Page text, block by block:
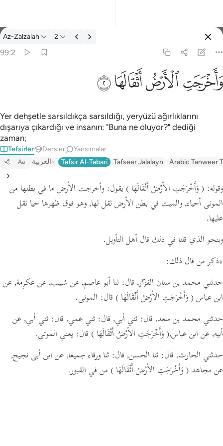
Tefsir: Az-Zalzalah 99:2
Az-Zalzalah 2
99:2
ﱺﱻﱼﱽ
Yer dehşetle sarsıldıkça sarsıldığı, yeryüzü ağırlıklarını
dışarıya çıkardığı ve insanın: "Buna ne oluyor?" dediği
zaman;
Tefsirler Dersler Yansımalar
Aa العربية Tafsir Al-Tabari Tafseer Jalalayn Arabic Tanweer
وقوله: ( وَأَخْرَجَتِ الأرْضُ أَثْقَالَهَا ) يقول: وأخرجت الأرض ما في بطنها من
الموتى أحياء, والميت في بطن الأرض ثقل لها, وهو فوق ظهرها حيا ثقل
عليها.
وبنحو الذي قلنا في ذلك قال أهل التأويل.
*ذكر من قال ذلك:
حدثني محمد بن سنان القزّاز, قال: ثنا أبو عاصم, عن شبيب, عن عكرِمة, عن
ابن عباس( وَأَخْرَجَتِ الأرْضُ أَثْقَالَهَا ) قال: الموتى.
حدثني محمد بن سعد, قال: ثني أبي, قال: ثني عمي, قال: ثني أبي, عن
أبيه, عن ابن عباس,( وَأَخْرَجَتِ الأرْضُ أَثْقَالَهَا ) قال: يعني الموتى.
حدثني الحارث, قال: ثنا الحسن, قال: ثنا ورقاء جميعا, عن ابن أبى نجيح,
عن مجاهد ( وَأَخْرَجَتِ الأرْضُ أَثْقَالَهَا ) من في القبور.